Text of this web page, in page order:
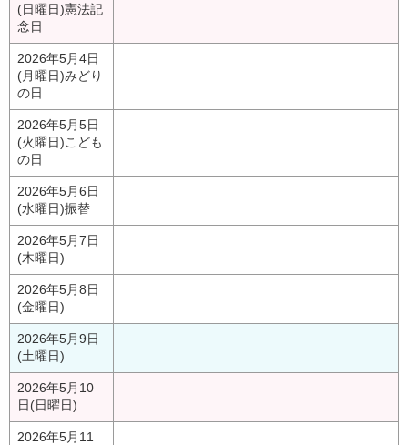
(日曜日)憲法記
念日
2026年5月4日
(月曜日)みどり
の日
2026年5月5日
(火曜日)こども
の日
2026年5月6日
(水曜日)振替
2026年5月7日
(木曜日)
2026年5月8日
(金曜日)
2026年5月9日
(土曜日)
2026年5月10
日(日曜日)
2026年5月11